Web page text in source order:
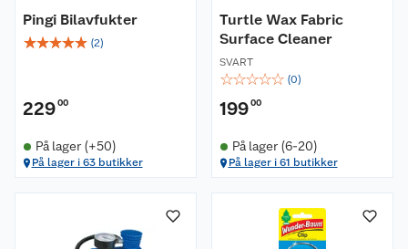
Pingi Bilavfukter
☆☆☆☆☆ (2)
22900
På lager (+50)
På lager i 63 butikker
Turtle Wax Fabric
Surface Cleaner
SVART
☆☆☆☆☆ (0)
19900
På lager (6-20)
På lager i 61 butikker
Kundeservice
Om oss